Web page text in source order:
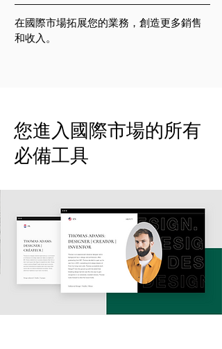
在國際市場拓展您的業務，創造更多銷售
和收入。
您進入國際市場的所有
必備工具